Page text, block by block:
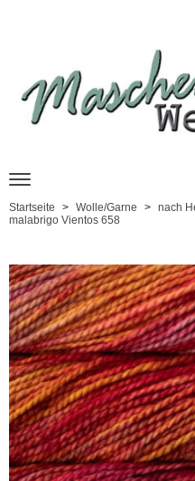
Startseite Wolle/Garne nach
malabrigo Vientos 658